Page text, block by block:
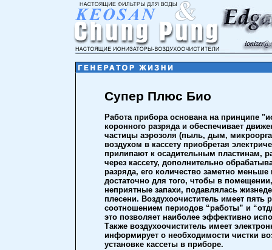
Супер Плюс Био
Работа прибора основана на принципе
коронного разряда и обеспечивает
частицы аэрозоля (пыль, дым,
воздухом в кассету приобретая
прилипают к осадительным пластинам,
через кассету, дополнительно
разряда, его количество заметно
достаточно для того, чтобы в
неприятные запахи, подавлялась
плесени. Воздухоочиститель имеет пять
соотношением периодов “работы” и
это позволяет наиболее эффективно
Также воздухоочиститель имеет
информирует о необходимости чистки
установке кассеты в приборе.